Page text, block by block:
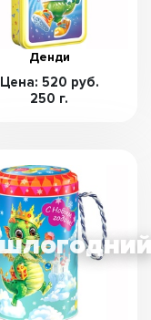
Денди
Цена: 520 руб.
250 г.